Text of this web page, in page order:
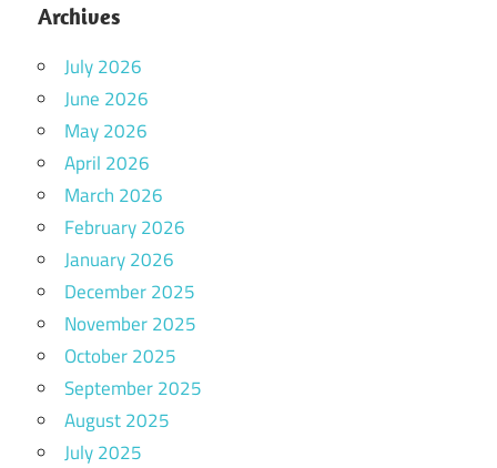
Archives
July 2026
June 2026
May 2026
April 2026
March 2026
February 2026
January 2026
December 2025
November 2025
October 2025
September 2025
August 2025
July 2025